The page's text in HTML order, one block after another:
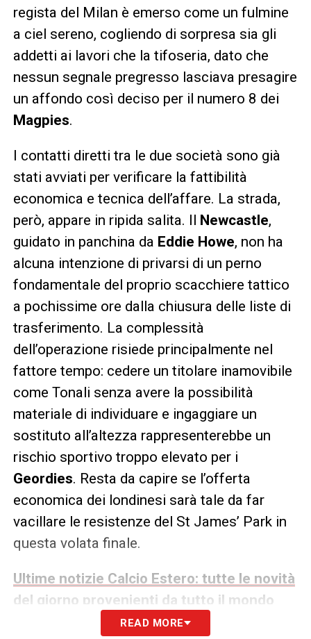
regista del Milan è emerso come un fulmine
a ciel sereno, cogliendo di sorpresa sia gli
addetti ai lavori che la tifoseria, dato che
nessun segnale pregresso lasciava presagire
un affondo così deciso per il numero 8 dei
Magpies.
I contatti diretti tra le due società sono già
stati avviati per verificare la fattibilità
economica e tecnica dell’affare. La strada,
però, appare in ripida salita. Il Newcastle,
guidato in panchina da Eddie Howe, non ha
alcuna intenzione di privarsi di un perno
fondamentale del proprio scacchiere tattico
a pochissime ore dalla chiusura delle liste di
trasferimento. La complessità
dell’operazione risiede principalmente nel
fattore tempo: cedere un titolare inamovibile
come Tonali senza avere la possibilità
materiale di individuare e ingaggiare un
sostituto all’altezza rappresenterebbe un
rischio sportivo troppo elevato per i
Geordies. Resta da capire se l’offerta
economica dei londinesi sarà tale da far
vacillare le resistenze del St James’ Park in
questa volata finale.
Ultime notizie Calcio Estero: tutte le novità
del giorno provenienti da tutto il mondo
READ MORE